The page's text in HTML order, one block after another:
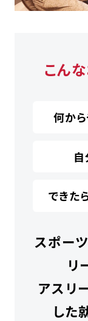
こん
何か
できた
スポー
リ
アスリ
した